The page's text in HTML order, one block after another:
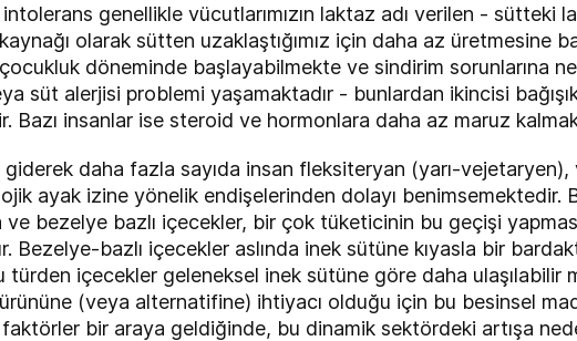
intolerans genellikle vücutlarımızın laktaz adı verilen - sütteki
olarak sütten uzaklaştığımız için daha az üretmesine
döneminde başlayabilmekte ve sindirim sorunlarına
süt alerjisi problemi yaşamaktadır - bunlardan ikincisi
Bazı insanlar ise steroid ve hormonlara daha az maruz
daha fazla sayıda insan fleksiteryan (yarı-
ayak izine yönelik endişelerinden dolayı
ve bezelye bazlı içecekler, bir çok tüketicinin bu geçişi
Bezelye-bazlı içecekler aslında inek sütüne kıyasla bir
türden içecekler geleneksel inek sütüne göre daha ulaşılabilir
(veya alternatifine) ihtiyacı olduğu için bu besinsel
bir araya geldiğinde, bu dinamik sektördeki artışa